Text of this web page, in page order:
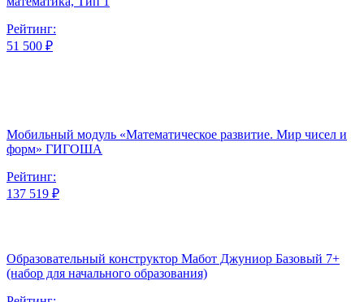
Рейтинг:
51 500 ₽
Мобильный модуль «Математическое развитие. Мир чисел и
форм» ГИГОША
Рейтинг:
137 519 ₽
Образовательный конструктор Мабот Джуниор Базовый 7+
(набор для начального образования)